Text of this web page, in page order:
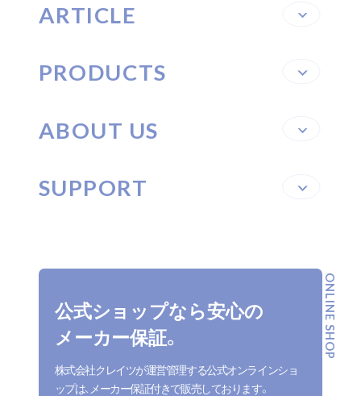
ARTICLE
PRODUCTS
ABOUT US
SUPPORT
公式ショップなら安心の
メーカー保証。
株式会社クレイツが運営管理する公式オンラインショ
ップは、メーカー保証付きで販売しております。
ONLINE SHOP